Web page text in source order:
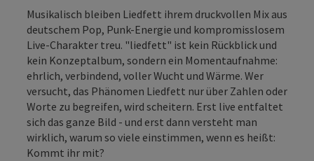
Musikalisch bleiben Liedfett ihrem druckvollen Mix aus
deutschem Pop, Punk-Energie und kompromisslosem
Live-Charakter treu. "liedfett" ist kein Rückblick und
kein Konzeptalbum, sondern ein Momentaufnahme:
ehrlich, verbindend, voller Wucht und Wärme. Wer
versucht, das Phänomen Liedfett nur über Zahlen oder
Worte zu begreifen, wird scheitern. Erst live entfaltet
sich das ganze Bild - und erst dann versteht man
wirklich, warum so viele einstimmen, wenn es heißt:
Kommt ihr mit?